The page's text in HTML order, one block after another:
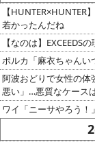
【
若かったんだね
【なのは】EXCEEDS
ポルカ「麻衣ちゃん
阿波おどりで女性の体
悪い」…悪質なケース
ワイ「ニーサやろう！